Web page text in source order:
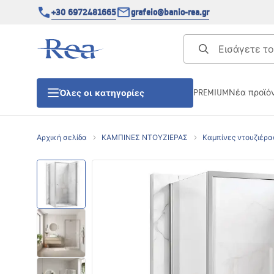
+30 6972481665 grafeio@banio-rea.gr
Όλες οι κατηγορίες
Πόρτες ντουζίερας
ΒΑΣΕΙΣ ΝΤΟΥΖΙΕΡΑΣ
ΣΙΦΩΝΙΑ ΔΑΠΕΔΟΥ
PREMIUMΝέα
Αρχική σελίδα ΚΑΜΠΙΝΕΣ ΝΤΟΥΖΙΕΡΑΣ Καμπίνες